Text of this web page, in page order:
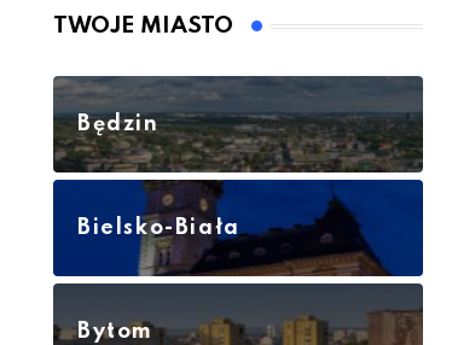
TWOJE MIASTO
Będzin
Bielsko-Biała
Bytom